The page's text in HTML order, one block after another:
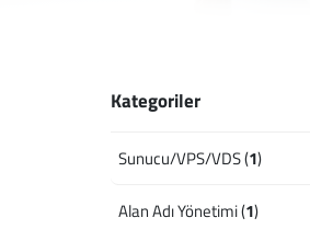
Kategoriler
Sunucu/VPS/VDS (1)
Alan Adı Yönetimi (1)